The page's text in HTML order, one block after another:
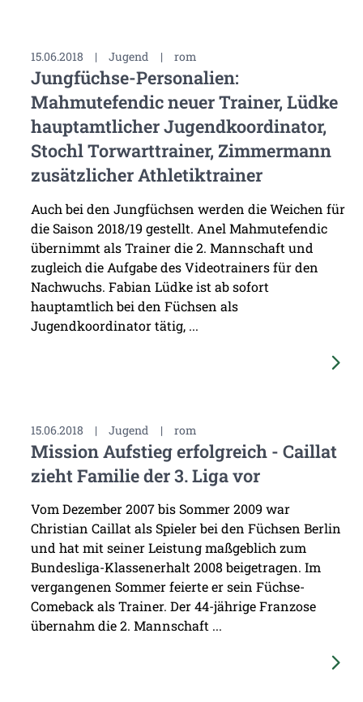
15.06.2018 | Jugend | rom
Jungfüchse-Personalien:
Mahmutefendic neuer Trainer, Lüdke
hauptamtlicher Jugendkoordinator,
Stochl Torwarttrainer, Zimmermann
zusätzlicher Athletiktrainer
Auch bei den Jungfüchsen werden die Weichen für
die Saison 2018/19 gestellt. Anel Mahmutefendic
übernimmt als Trainer die 2. Mannschaft und
zugleich die Aufgabe des Videotrainers für den
Nachwuchs. Fabian Lüdke ist ab sofort
hauptamtlich bei den Füchsen als
Jugendkoordinator tätig, ...
15.06.2018 | Jugend | rom
Mission Aufstieg erfolgreich - Caillat
zieht Familie der 3. Liga vor
Vom Dezember 2007 bis Sommer 2009 war
Christian Caillat als Spieler bei den Füchsen Berlin
und hat mit seiner Leistung maßgeblich zum
Bundesliga-Klassenerhalt 2008 beigetragen. Im
vergangenen Sommer feierte er sein Füchse-
Comeback als Trainer. Der 44-jährige Franzose
übernahm die 2. Mannschaft ...